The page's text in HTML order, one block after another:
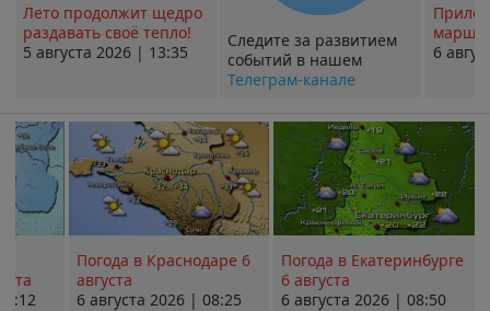
Лето продолжит щедро
раздавать своё тепло!
5 августа 2026 | 13:35
Следите за развитием
событий в нашем
Телеграм-канале
6
Погода в Краснодаре 6
августа
6 августа 2026 | 08:25
Погода в Екатеринбурге
6 августа
6 августа 2026 | 08:50